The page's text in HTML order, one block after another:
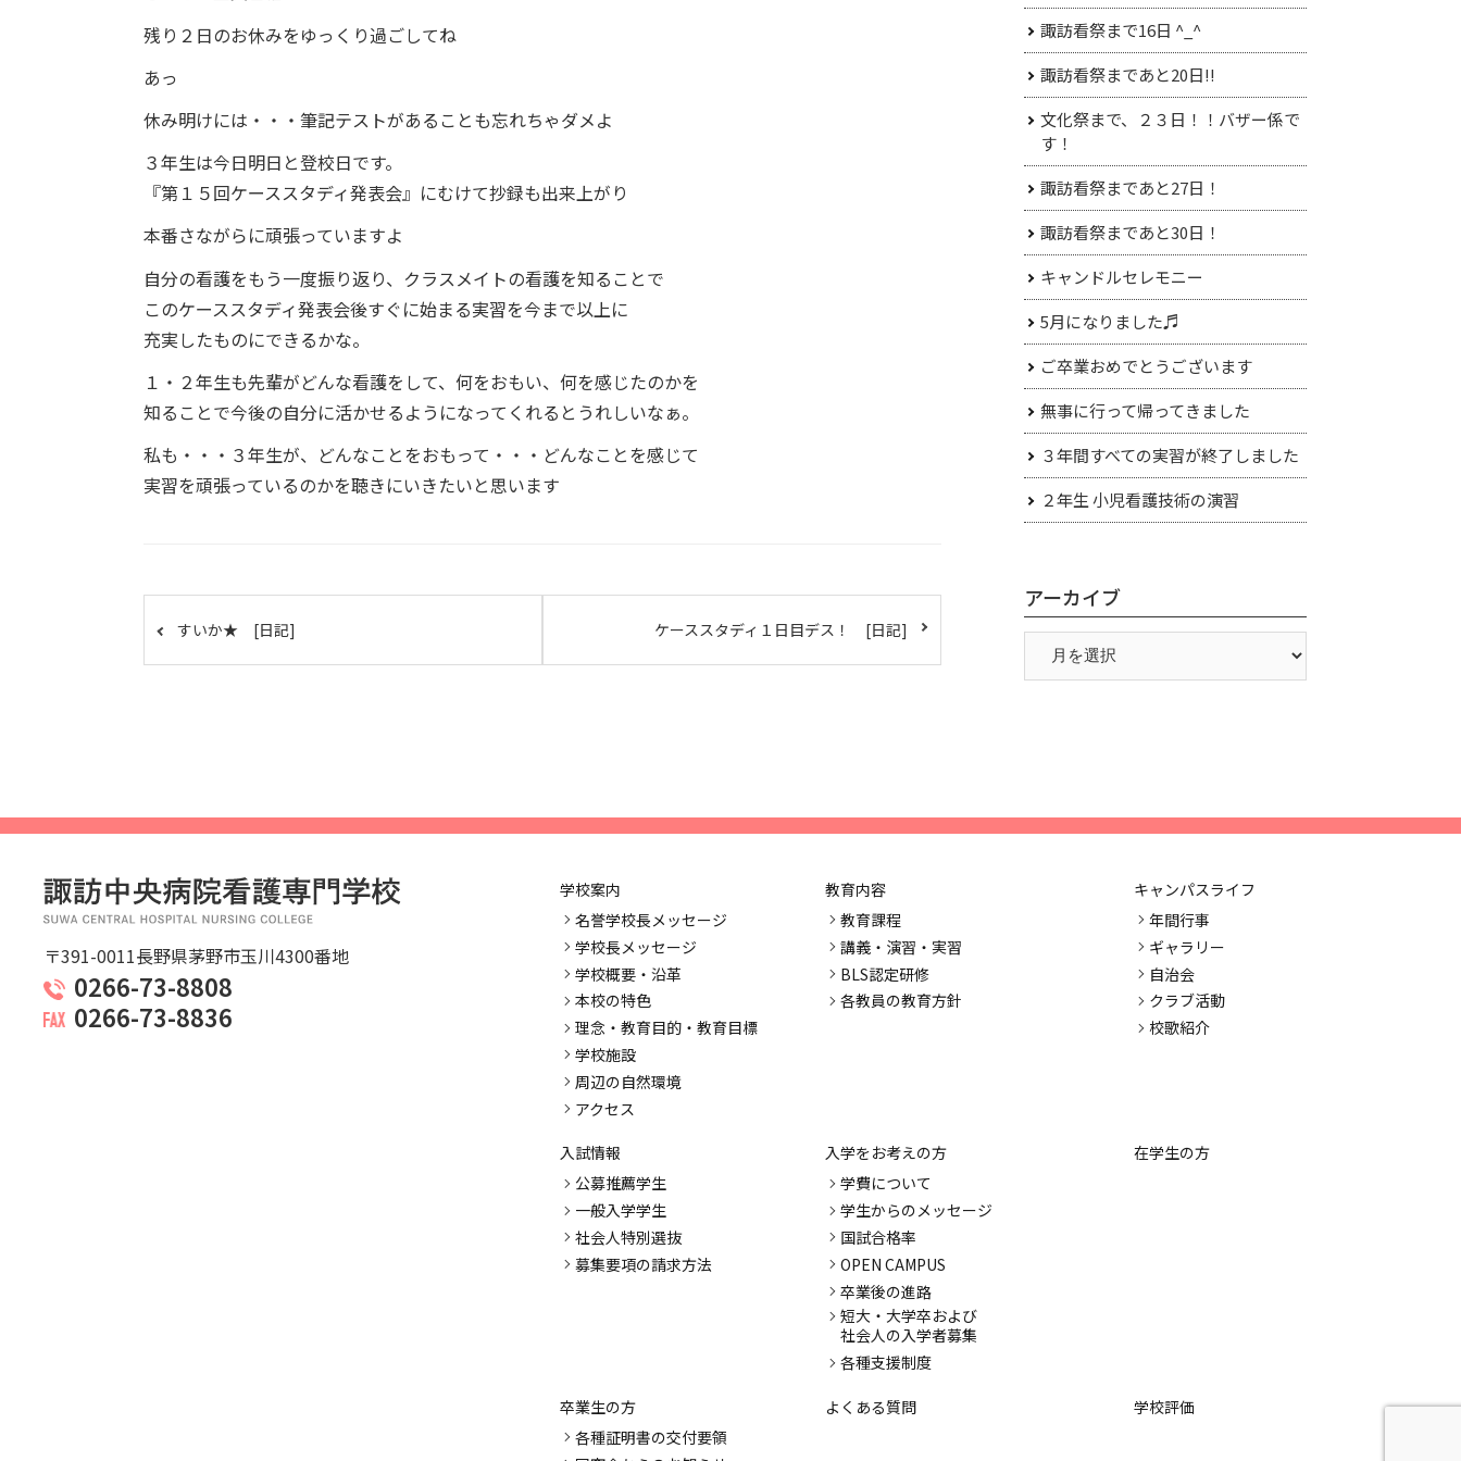
残り２日のお休みをゆっくり過ごしてね
あっ
休み明けには・・・筆記テストがあることも忘れちゃダメよ
３年生は今日明日と登校日です。
『第１５回ケーススタディ発表会』にむけて抄録も出来上がり
本番さながらに頑張っていますよ
自分の看護をもう一度振り返り、クラスメイトの看護を知ることで
このケーススタディ発表会後すぐに始まる実習を今まで以上に
充実したものにできるかな。
１・２年生も先輩がどんな看護をして、何をおもい、何を感じたのかを
知ることで今後の自分に活かせるようになってくれるとうれしいなぁ。
私も・・・３年生が、どんなことをおもって・・・どんなことを感じて
実習を頑張っているのかを聴きにいきたいと思います
すいか★ [日記] ケーススタディ１日目デス！ [日記]
諏訪看祭まで16日 ^_^
諏訪看祭まであと20日!!
文化祭まで、２３日！！バザー係で
す！
諏訪看祭まであと27日！
諏訪看祭まであと30日！
キャンドルセレモニー
5月になりました♬
ご卒業おめでとうございます
無事に行って帰ってきました
３年間すべての実習が終了しました
２年生 小児看護技術の演習
アーカイブ
〒391-0011長野県茅野市玉川4300番地
0266-73-8808
0266-73-8836
学校案内
名誉学校長メッセージ
学校長メッセージ
学校概要・沿革
本校の特色
理念・教育目的・教育目標
学校施設
周辺の自然環境
アクセス
教育内容
教育課程
講義・演習・実習
BLS認定研修
各教員の教育方針
キャンパスライフ
年間行事
ギャラリー
自治会
クラブ活動
校歌紹介
入試情報
公募推薦学生
一般入学学生
社会人特別選抜
募集要項の請求方法
入学をお考えの方
学費について
学生からのメッセージ
国試合格率
OPEN CAMPUS
卒業後の進路
短大・大学卒および
社会人の入学者募集
各種支援制度
在学生の方
卒業生の方
各種証明書の交付要領
よくある質問 学校評価